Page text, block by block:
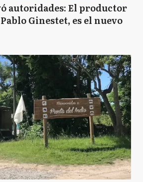
autoridades: El productor
Ginestet, es el nuevo